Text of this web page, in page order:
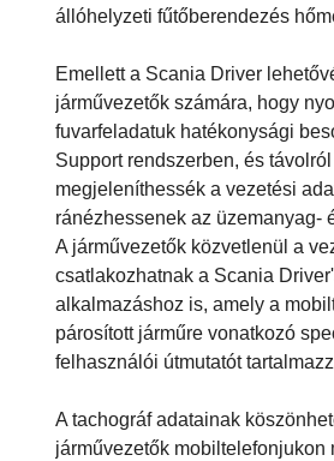
állóhelyzeti fűtőberendezés
Emellett a Scania Driver
járművezetők számára, hogy
fuvarfeladatuk hatékonysági
Support rendszerben, és távolról
megjeleníthessék a vezetési
ránézhessenek az üzemanyag-
A járművezetők közvetlenül a
csatlakozhatnak a Scania
alkalmazáshoz is, amely a
párosított járműre vonatkozó
felhasználói útmutatót
A tachográf adatainak
járművezetők mobiltelefonjukon